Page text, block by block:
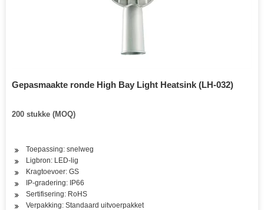
Gepasmaakte ronde High Bay Light Heatsink (LH-032)
200 stukke (MOQ)
Toepassing: snelweg
Ligbron: LED-lig
Kragtoevoer: GS
IP-gradering: IP66
Sertifisering: RoHS
Verpakking: Standaard uitvoerpakket